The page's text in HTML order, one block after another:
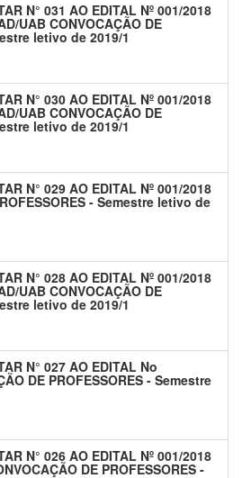
N° 031 AO EDITAL Nº 001/2018
UAB CONVOCAÇÃO DE
letivo de 2019/1
N° 030 AO EDITAL Nº 001/2018
UAB CONVOCAÇÃO DE
letivo de 2019/1
N° 029 AO EDITAL Nº 001/2018
- Semestre letivo de
N° 028 AO EDITAL Nº 001/2018
UAB CONVOCAÇÃO DE
letivo de 2019/1
N° 027 AO EDITAL No
DE PROFESSORES - Semestre
N° 026 AO EDITAL Nº 001/2018
DE PROFESSORES -